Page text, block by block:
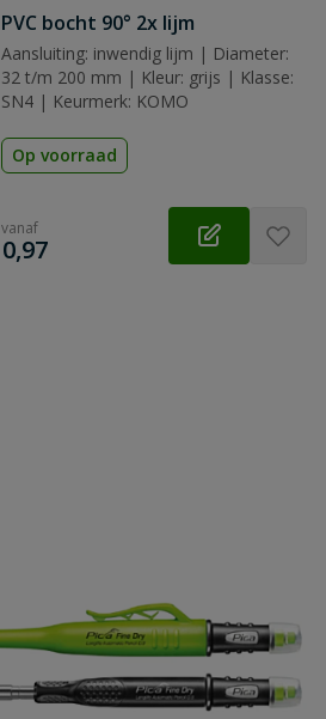
PVC bocht 90° 2x lijm
Aansluiting: inwendig lijm | Diameter:
32 t/m 200 mm | Kleur: grijs | Klasse:
SN4 | Keurmerk: KOMO
Op voorraad
vanaf
€
0,97